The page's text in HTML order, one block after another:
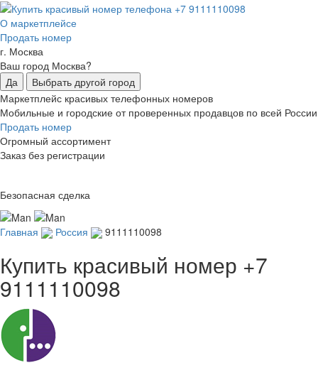
О маркетплейсе
Продать номер
г. Москва
Ваш город Москва?
Да
Выбрать другой город
Маркетплейс красивых телефонных номеров
Мобильные и городские от проверенных продавцов по всей России
Продать номер
Огромный ассортимент
Заказ без регистрации
Безопасная сделка
Главная Россия 9111110098
Купить красивый номер +7
9111110098